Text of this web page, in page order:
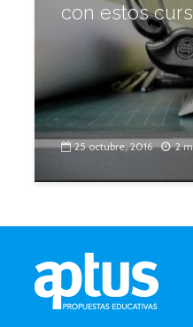
con estos
25 octubre, 2016 2